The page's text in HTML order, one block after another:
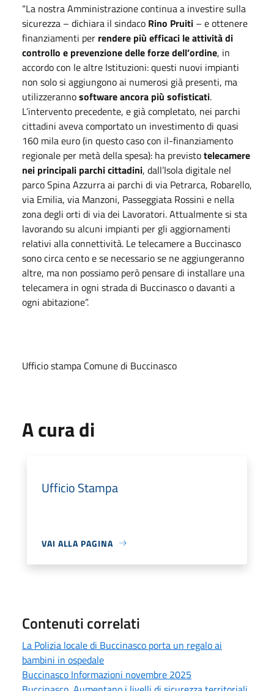
“La nostra Amministrazione continua a investire sulla
sicurezza – dichiara il sindaco Rino Pruiti – e ottenere
finanziamenti per rendere più efficaci le attività di
controllo e prevenzione delle forze dell’ordine, in
accordo con le altre Istituzioni: questi nuovi impianti
non solo si aggiungono ai numerosi già presenti, ma
utilizzerannosoftware ancora più sofisticati.
L’intervento precedente, e già completato, nei parchi
cittadini aveva comportato un investimento di quasi
160 mila euro (in questo caso con il-finanziamento
regionale per metà della spesa): ha previstotelecamere
nei principali parchi cittadini, dall’Isola digitale nel
parco Spina Azzurra ai parchi di via Petrarca, Robarello,
via Emilia, via Manzoni, Passeggiata Rossini e nella
zona degli orti di via dei Lavoratori. Attualmente si sta
lavorando su alcuni impianti per gli aggiornamenti
relativi alla connettività. Le telecamere a Buccinasco
sono circa cento e se necessario se ne aggiungeranno
altre, ma non possiamo però pensare di installare una
telecamera in ogni strada di Buccinasco o davanti a
ogni abitazione”.
Ufficio stampa Comune di Buccinasco
A cura di
Ufficio Stampa
VAI ALLA PAGINA
Contenuti correlati
La Polizia locale di Buccinasco porta un regalo ai
bambini in ospedale
Buccinasco Informazioni novembre 2025